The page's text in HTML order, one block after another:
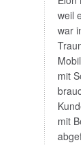
weil
war
mit
mit